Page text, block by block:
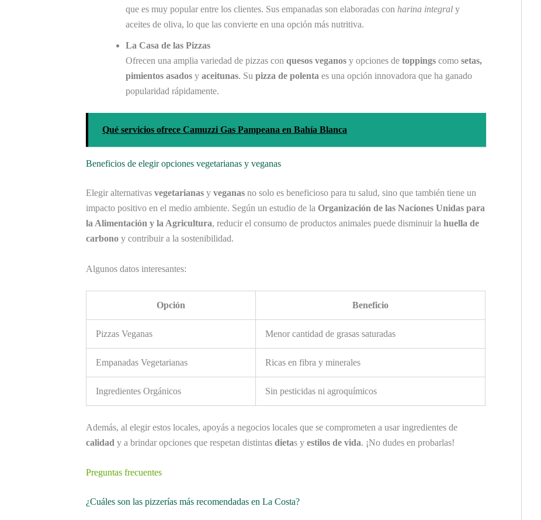
que es muy popular entre los clientes. Sus empanadas son elaboradas con harina integral y
aceites de oliva, lo que las convierte en una opción más nutritiva.
La Casa de las Pizzas
Ofrecen una amplia variedad de pizzas con quesos veganos y opciones de toppings como setas,
pimientos asados y aceitunas. Su pizza de polenta es una opción innovadora que ha ganado
popularidad rápidamente.
Qué servicios ofrece Camuzzi Gas Pampeana en Bahía Blanca
Beneficios de elegir opciones vegetarianas y veganas
Elegir alternativas vegetarianas y veganas no solo es beneficioso para tu salud, sino que también tiene un
impacto positivo en el medio ambiente. Según un estudio de la Organización de las Naciones Unidas para
la Alimentación y la Agricultura, reducir el consumo de productos animales puede disminuir la huella de
carbono y contribuir a la sostenibilidad.
Algunos datos interesantes:
Opción Beneficio
Pizzas Veganas Menor cantidad de grasas saturadas
Empanadas Vegetarianas Ricas en fibra y minerales
Ingredientes Orgánicos Sin pesticidas ni agroquímicos
Además, al elegir estos locales, apoyás a negocios locales que se comprometen a usar ingredientes de
calidad y a brindar opciones que respetan distintas dietas y estilos de vida. ¡No dudes en probarlas!
Preguntas frecuentes
¿Cuáles son las pizzerías más recomendadas en La Costa?